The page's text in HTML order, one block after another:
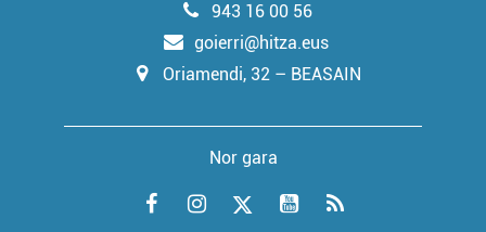
943 16 00 56
goierri@hitza.eus
Oriamendi, 32 – BEASAIN
Nor gara